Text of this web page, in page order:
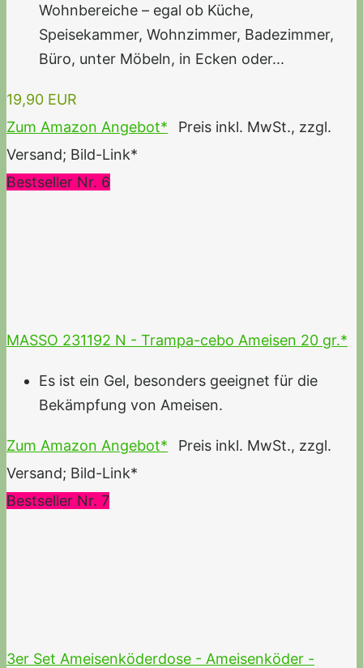
Wohnbereiche – egal ob Küche,
Speisekammer, Wohnzimmer, Badezimmer,
Büro, unter Möbeln, in Ecken oder...
19,90 EUR
Zum Amazon Angebot*
Preis inkl. MwSt., zzgl.
Versand; Bild-Link*
Bestseller Nr. 6
MASSO 231192 N - Trampa-cebo Ameisen 20 gr.*
Es ist ein Gel, besonders geeignet für die
Bekämpfung von Ameisen.
Zum Amazon Angebot*
Preis inkl. MwSt., zzgl.
Versand; Bild-Link*
Bestseller Nr. 7
3er Set Ameisenköderdose - Ameisenköder -